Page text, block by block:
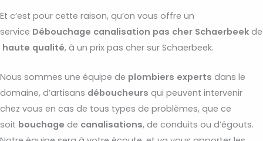
Et c’est pour cette raison, qu’on vous offre un
service Débouchage canalisation pas cher Schaerbeek de
haute qualité, à un prix pas cher sur Schaerbeek.
Nous sommes une équipe de plombiers experts dans le
domaine, d’artisans déboucheurs qui peuvent intervenir
chez vous en cas de tous types de problèmes, que ce
soit bouchage de canalisations, de conduits ou d’égouts.